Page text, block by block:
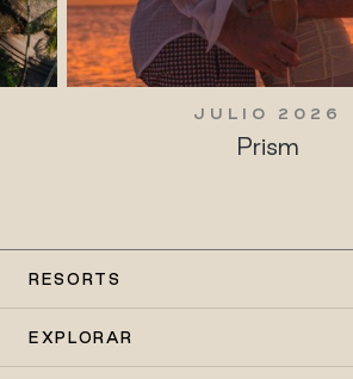
JULIO 2026
Prism
RESORTS
EXPLORAR